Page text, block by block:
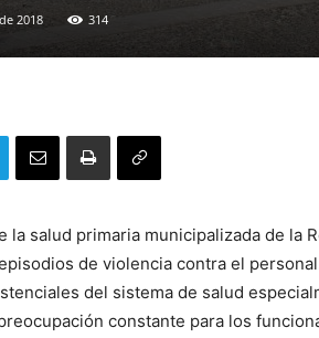
2018 314
la salud primaria municipalizada de la
de violencia contra el
del sistema de salud
constante para los